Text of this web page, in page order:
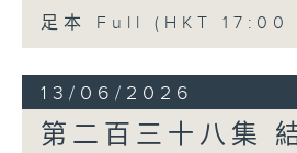
足本 Full (HKT 17:00
13/06/2026
第二百三十八集